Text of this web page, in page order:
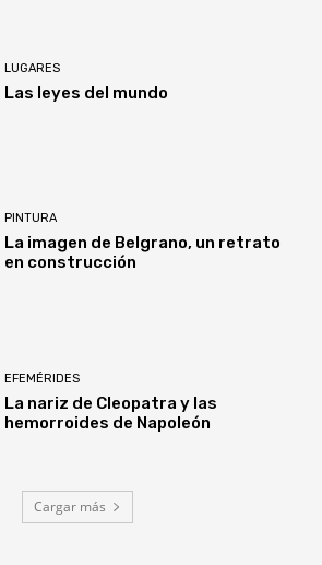
LUGARES
Las leyes del mundo
PINTURA
La imagen de Belgrano, un retrato
en construcción
EFEMÉRIDES
La nariz de Cleopatra y las
hemorroides de Napoleón
Cargar más